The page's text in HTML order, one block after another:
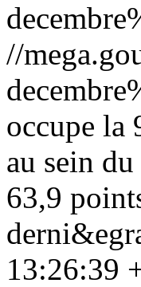
//
occupe la
au sein
63,9
13:26:39